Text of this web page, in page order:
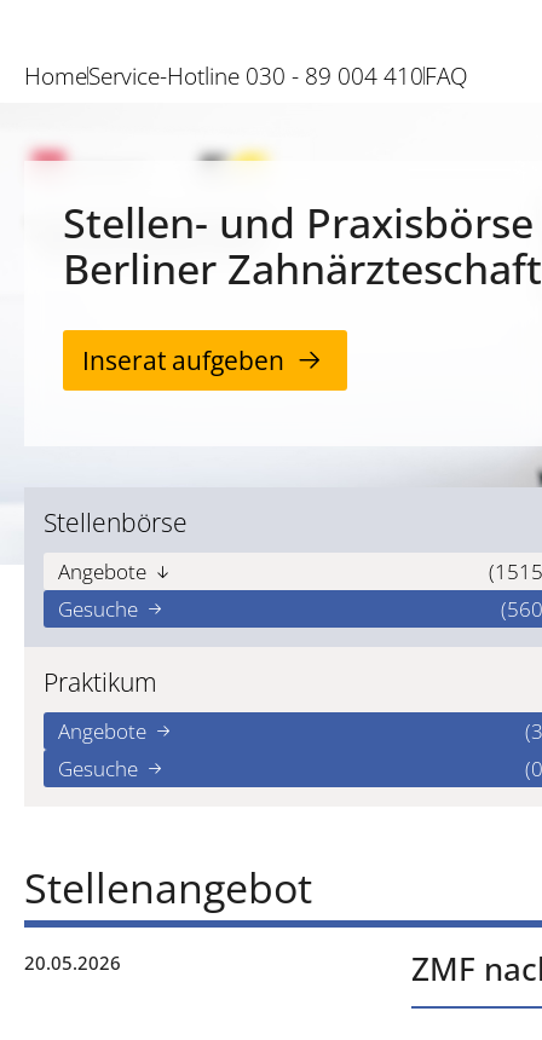
HomeService-Hotline 030 - 89 004 410FAQ
Stellen- und
Berliner Zahnärzteschaft
Inserat aufgeben
Stellenbörse
Angebote
Gesuche
Praktikum
Angebote
Gesuche
Stellenangebot
20.05.2026 ZMF